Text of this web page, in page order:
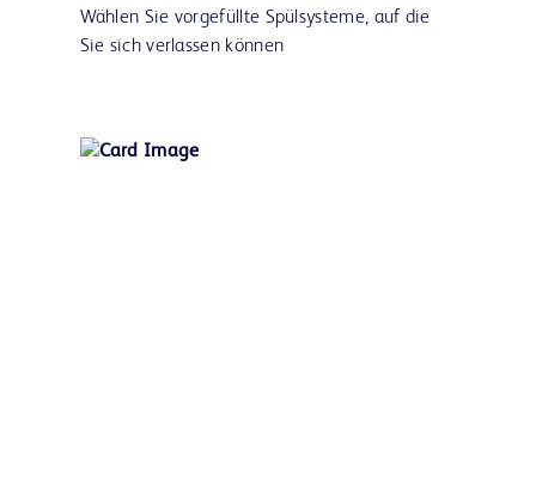
Wählen Sie vorgefüllte Spülsysteme, auf die
Sie sich verlassen können